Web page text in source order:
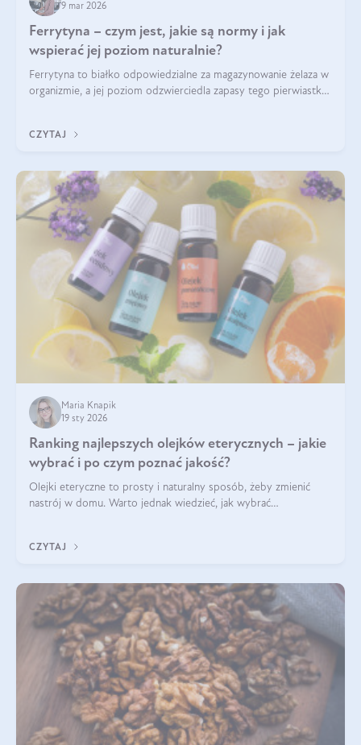
9 mar 2026
Ferrytyna – czym jest, jakie są normy i jak
wspierać jej poziom naturalnie?
Ferrytyna to białko odpowiedzialne za magazynowanie żelaza w
organizmie, a jej poziom odzwierciedla zapasy tego pierwiastka.
funkcjonowanie (
CZYTAJ
Maria Knapik
19 sty 2026
Ranking najlepszych olejków eterycznych – jakie
wybrać i po czym poznać jakość?
Olejki eteryczne to prosty i naturalny sposób, żeby zmienić
nastrój w domu. Warto jednak wiedzieć, jak wybrać
kryteria wyboru!
CZYTAJ